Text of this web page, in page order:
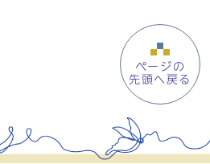
ページの
先頭へ戻る